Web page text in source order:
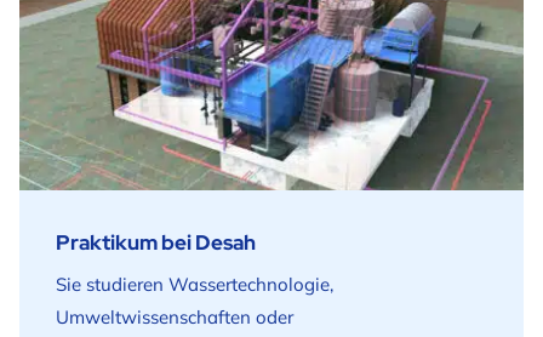
Praktikum bei Desah
Sie studieren Wassertechnologie,
Umweltwissenschaften oder